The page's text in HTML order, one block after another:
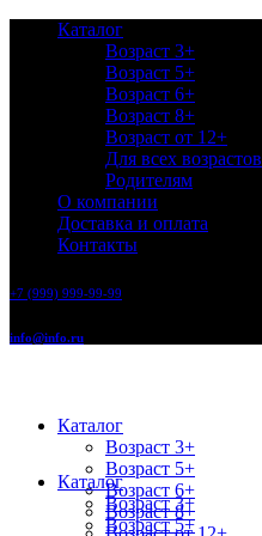
Каталог
Возраст 3+
Возраст 5+
Возраст 6+
Возраст 8+
Возраст от 12+
Для всех возрастов
Родителям
О компании
Доставка и оплата
Контакты
+7 (999) 999-99-99
info@info.ru
Каталог
Возраст 3+
Возраст 5+
Возраст 6+
Возраст 8+
Каталог
Возраст 3+
Возраст 5+